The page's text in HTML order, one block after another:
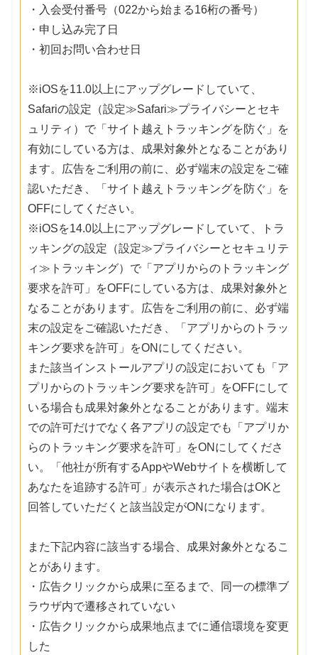
・入会受付番号（022から始まる16桁の番号）
・申し込み完了日
・初回お問い合わせ日
※iOSを11.0以上にアップグレードしていて、
Safariの設定（設定≫Safari≫プライバシーとセキ
ュリティ）で「サイト越えトラッキングを防ぐ」を
有効にしている方は、成果対象外となることがあり
ます。広告をご利用の前に、必ず端末の設定をご確
認いただき、「サイト越えトラッキングを防ぐ」を
OFFにしてください。
※iOSを14.0以上にアップグレードしていて、トラ
ッキングの設定（設定≫プライバシーとセキュリテ
ィ≫トラッキング）で「アプリからのトラッキング
要求を許可」をOFFにしている方は、成果対象外と
なることがあります。広告をご利用の前に、必ず端
末の設定をご確認いただき、「アプリからのトラッ
キング要求を許可」をONにしてください。
また該当インストールアプリの設定においても「ア
プリからのトラッキング要求を許可」をOFFにして
いる場合も成果対象外となることがあります。端末
での許可だけでなく各アプリの設定でも「アプリか
らのトラッキング要求を許可」をONにしてくださ
い。「他社が所有するAppやWebサイトを横断して
あなたを追跡する許可」が表示された場合はOKと
回答していただくと該当設定がONになります。
また下記内容に該当する場合、成果対象外となるこ
とがあります。
・広告クリックから成果に至るまで、同一の標準ブ
ラウザ内で遷移されていない
・広告クリックから成果地点までに通信環境を変更
した